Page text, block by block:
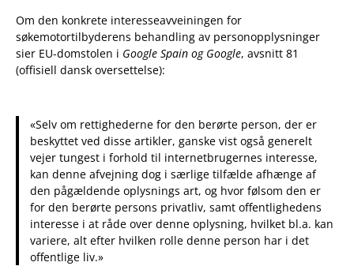
Om den konkrete interesseavveiningen for
søkemotortilbyderens behandling av personopplysninger
sier EU-domstolen i Google Spain og Google, avsnitt 81
(offisiell dansk oversettelse):
«Selv om rettighederne for den berørte person, der er
beskyttet ved disse artikler, ganske vist også generelt
vejer tungest i forhold til internetbrugernes interesse,
kan denne afvejning dog i særlige tilfælde afhænge af
den pågældende oplysnings art, og hvor følsom den er
for den berørte persons privatliv, samt offentlighedens
interesse i at råde over denne oplysning, hvilket bl.a. kan
variere, alt efter hvilken rolle denne person har i det
offentlige liv.»